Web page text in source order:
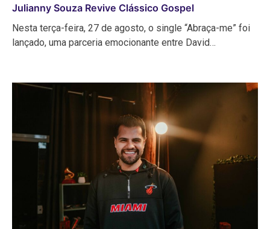
Julianny Souza Revive Clássico Gospel
Nesta terça-feira, 27 de agosto, o single “Abraça-me” foi
lançado, uma parceria emocionante entre David…